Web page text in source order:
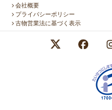
会社概要
プライバシーポリシー
古物営業法に基づく表示